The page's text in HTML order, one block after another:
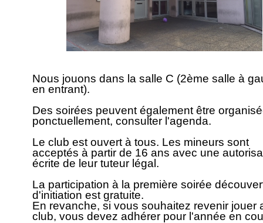
Nous jouons dans la salle C (2ème salle à
en entrant).
Des soirées peuvent également être
ponctuellement, consulter l'agenda.
Le club est ouvert à tous. Les mineurs sont
acceptés à partir de 16 ans avec une
écrite de leur tuteur légal.
La participation à la première soirée
d'initiation est gratuite.
En revanche, si vous souhaitez revenir jouer
club, vous devez adhérer pour l'année en